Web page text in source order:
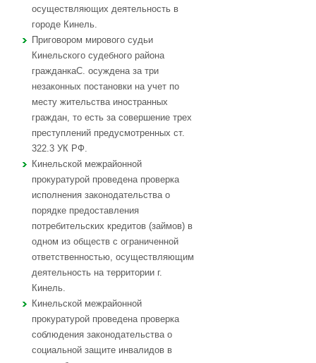
осуществляющих деятельность в
городе Кинель.
Приговором мирового судьи
Кинельского судебного района
гражданкаС. осуждена за три
незаконных постановки на учет по
месту жительства иностранных
граждан, то есть за совершение трех
преступлений предусмотренных ст.
322.3 УК РФ.
Кинельской межрайонной
прокуратурой проведена проверка
исполнения законодательства о
порядке предоставления
потребительских кредитов (займов) в
одном из обществ с ограниченной
ответственностью, осуществляющим
деятельность на территории г.
Кинель.
Кинельской межрайонной
прокуратурой проведена проверка
соблюдения законодательства о
социальной защите инвалидов в